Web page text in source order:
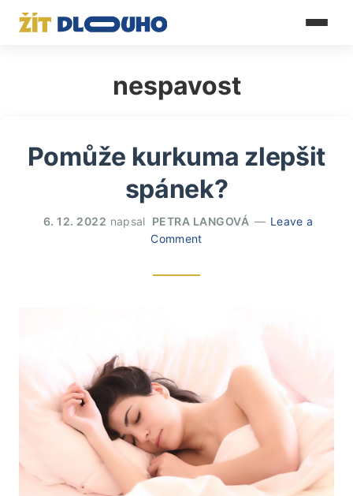
nespavost
Pomůže kurkuma zlepšit
spánek?
6. 12. 2022 napsal PETRA LANGOVÁ
Leave a
Comment